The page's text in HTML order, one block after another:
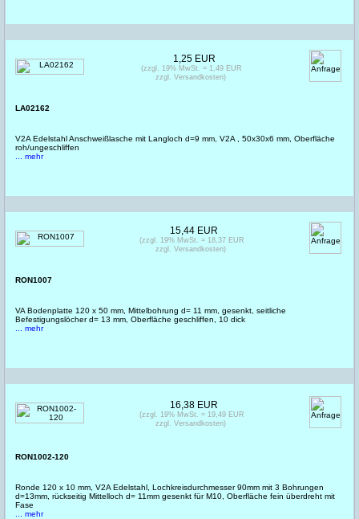
LA02162
V2A Edelstahl Anschweißlasche mit Langloch d=9 mm, V2A , 50x30x6 mm, Oberfläche
roh/ungeschliffen
... mehr
1,25 EUR
(zzgl. 19% MwSt. = 1,49 EUR
zzgl. Versandkosten)
RON1007
VA Bodenplatte 120 x 50 mm, Mittelbohrung d= 11 mm, gesenkt, seitliche
Befestigungslöcher d= 13 mm, Oberfläche geschliffen, 10 dick
... mehr
15,44 EUR
(zzgl. 19% MwSt. = 18,37 EUR
zzgl. Versandkosten)
RON1002-120
Ronde 120 x 10 mm, V2A Edelstahl, Lochkreisdurchmesser 90mm mit 3 Bohrungen
d=13mm, rückseitig Mittelloch d= 11mm gesenkt für M10, Oberfläche fein überdreht mit
Fase
... mehr
16,38 EUR
(zzgl. 19% MwSt. = 19,49 EUR
zzgl. Versandkosten)